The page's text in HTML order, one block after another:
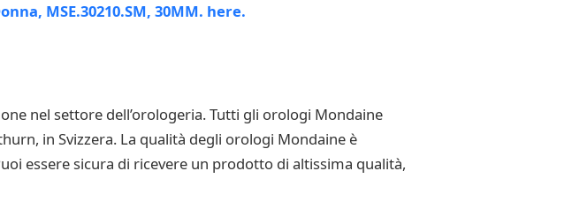
nel settore dell’orologeria. Tutti gli orologi Mondaine
in Svizzera. La qualità degli orologi Mondaine è
essere sicura di ricevere un prodotto di altissima qualità,